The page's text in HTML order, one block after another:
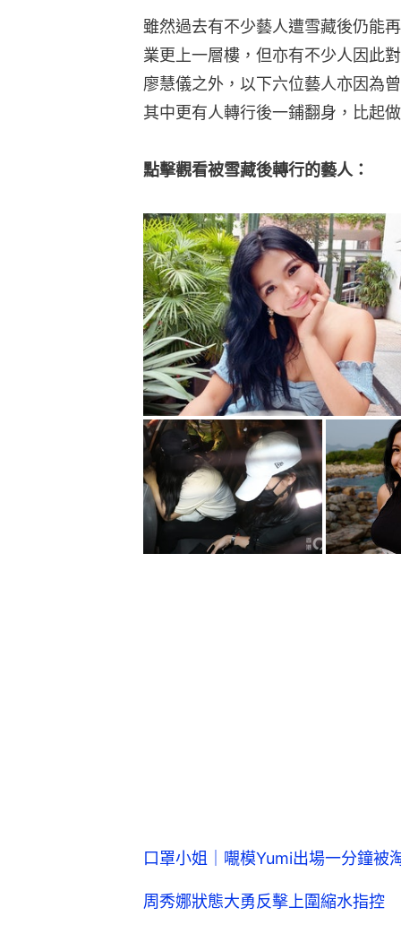
雖然過去有不少藝人遭雪藏後仍能
業更上一層樓，但亦有不少人因此
廖慧儀之外，以下六位藝人亦因為
其中更有人轉行後一鋪翻身，比起
點擊觀看被雪藏後轉行的藝人：
口罩小姐｜𡃁模Yumi出場一分鐘
周秀娜狀態大勇反擊上圍縮水指控